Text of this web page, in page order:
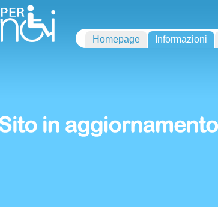
Homepage Informazioni